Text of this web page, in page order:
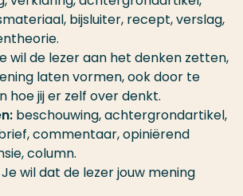
bijsluiter, recept, verslag,
wil de lezer aan het denken zetten,
laten vormen, ook door te
hoe jij er zelf over denkt.
beschouwing, achtergrondartikel,
commentaar, opiniërend
column.
Je wil dat de lezer jouw mening